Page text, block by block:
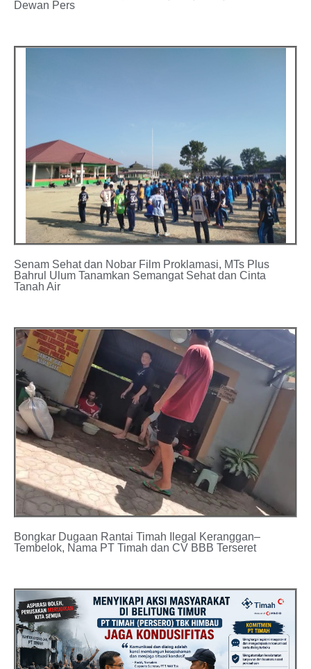
Dewan Pers
Senam Sehat dan Nobar Film Proklamasi, MTs Plus
Bahrul Ulum Tanamkan Semangat Sehat dan Cinta
Tanah Air
Bongkar Dugaan Rantai Timah Ilegal Keranggan–
Tembelok, Nama PT Timah dan CV BBB Terseret